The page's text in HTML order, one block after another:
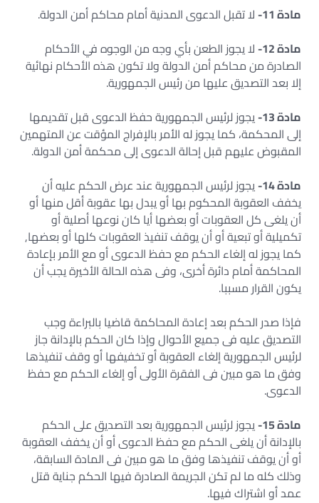
مادة 11-
لا تقبل الدعوى المدنية أمام محاكم أمن الدولة.
مادة 12-
لا يجوز الطعن بأي وجه من الوجوه في الأحكام
الصادرة من محاكم أمن الدولة ولا تكون هذه الأحكام نهائية
إلا بعد التصديق عليها من رئيس الجمهورية.
مادة 13-
يجوز لرئيس الجمهورية حفظ الدعوى قبل تقديمها
إلى المحكمة، كما يجوز له الأمر بالإفراج المؤقت عن المتهمين
المقبوض عليهم قبل إحالة الدعوى إلى محكمة أمن الدولة.
مادة 14-
يجوز لرئيس الجمهورية عند عرض الحكم عليه أن
يخفف العقوبة المحكوم بها أو يبدل بها عقوبة أقل منها أو
أن يلغى كل العقوبات أو بعضها أيا كان نوعها أصلية أو
تكميلية أو تبعية أو أن يوقف تنفيذ العقوبات كلها أو بعضها,
كما يجوز له إلغاء الحكم مع حفظ الدعوى أو مع الأمر بإعادة
المحاكمة أمام دائرة أخرى، وفى هذه الحالة الأخيرة يجب أن
يكون القرار مسببا.
فإذا صدر الحكم بعد إعادة المحاكمة قاضيا بالبراءة وجب
التصديق عليه فى جميع الأحوال وإذا كان الحكم بالإدانة جاز
لرئيس الجمهورية إلغاء العقوبة أو تخفيفها أو وقف تنفيذها
وفق ما هو مبين فى الفقرة الأولى أو إلغاء الحكم مع حفظ
الدعوى.
مادة 15-
يجوز لرئيس الجمهورية بعد التصديق على الحكم
بالإدانة أن يلغى الحكم مع حفظ الدعوى أو أن يخفف العقوبة
أو أن يوقف تنفيذها وفق ما هو مبين فى المادة السابقة،
وذلك كله ما لم تكن الجريمة الصادرة فيها الحكم جناية قتل
عمد أو اشتراك فيها.